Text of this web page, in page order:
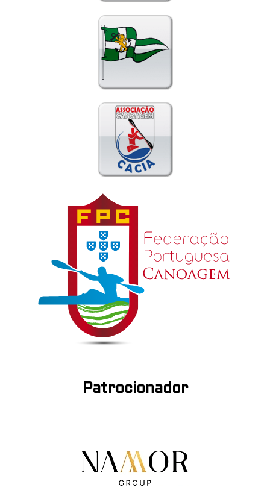
Patrocionador